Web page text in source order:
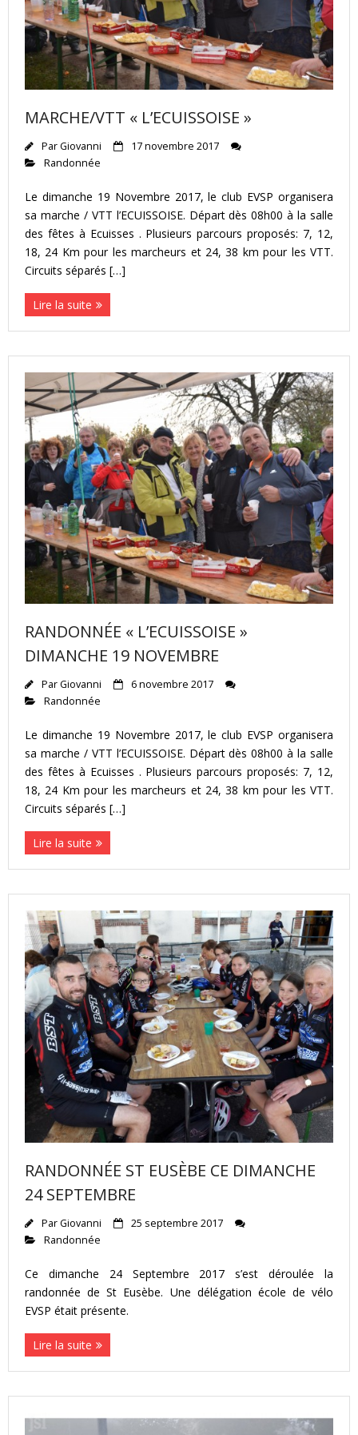
MARCHE/VTT « L’ECUISSOISE »
ParGiovanni
17 novembre 2017
Randonnée
Le dimanche 19 Novembre 2017, le club EVSP organisera
sa marche / VTT l’ECUISSOISE. Départ dès 08h00 à la salle
des fêtes à Ecuisses . Plusieurs parcours proposés: 7, 12,
18, 24 Km pour les marcheurs et 24, 38 km pour les VTT.
Circuits séparés […]
Lire la suite
RANDONNÉE « L’ECUISSOISE »
DIMANCHE 19 NOVEMBRE
ParGiovanni
6 novembre 2017
Randonnée
Le dimanche 19 Novembre 2017, le club EVSP organisera
sa marche / VTT l’ECUISSOISE. Départ dès 08h00 à la salle
des fêtes à Ecuisses . Plusieurs parcours proposés: 7, 12,
18, 24 Km pour les marcheurs et 24, 38 km pour les VTT.
Circuits séparés […]
Lire la suite
RANDONNÉE ST EUSÈBE CE DIMANCHE
24 SEPTEMBRE
ParGiovanni
25 septembre 2017
Randonnée
Ce dimanche 24 Septembre 2017 s’est déroulée la
randonnée de St Eusèbe. Une délégation école de vélo
EVSP était présente.
Lire la suite